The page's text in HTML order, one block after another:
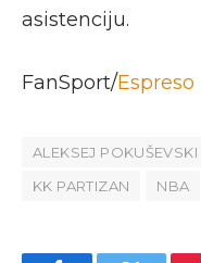
asistenciju.
FanSport/Espreso
ALEKSEJ POKUŠEVSKI
KK PARTIZAN
NBA